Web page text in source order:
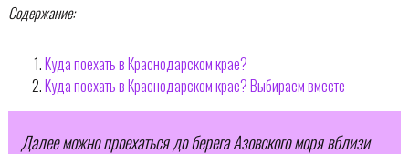
Содержание:
Куда поехать в Краснодарском крае?
Куда поехать в Краснодарском крае? Выбираем вместе
Далее можно проехаться до берега Азовского моря вблизи